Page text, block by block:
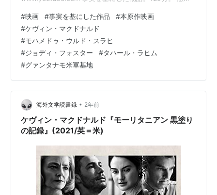
物語だ。怪しい奴を全員拘束しておけ、中には無実の者
もいるかもしれないが気にするな、とかまるで中世と変
わらないやり方で、人権なんて全く無視されている。戦
争などでもそうだが、個人単位ではありえないことが国
家単位になると平然と行われるのは何なのだろうか。 こ
れも国家を揺るがすような…
#映画 #事実を基にした作品 #本原作映画
#ケヴィン・マクドナルド
#モハメドゥ・ウルド・スラヒ
#ジョディ・フォスター #タハール・ラヒム
#グァンタナモ米軍基地
海外文学読書録 • 2年前
ケヴィン・マクドナルド『モーリタニアン 黒塗り
の記録』(2021/英＝米)